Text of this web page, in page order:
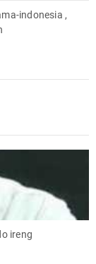
indonesia ,
ireng